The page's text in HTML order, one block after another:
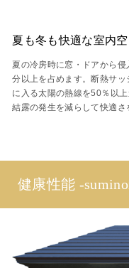
夏も冬も快適な室内空
夏の冷房時に窓・ドアから
分以上を占めます。断熱サ
に入る太陽の熱線を50％以
結露の発生を減らして快適さ
健康性能 -